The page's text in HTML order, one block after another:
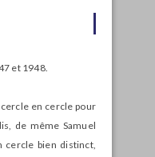
et 1948.
en cercle pour
de même Samuel
cercle bien distinct,